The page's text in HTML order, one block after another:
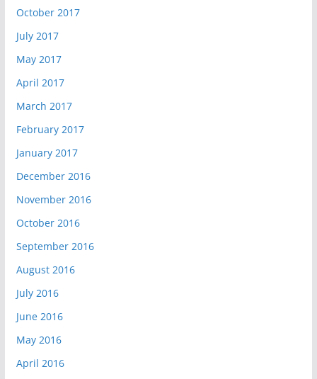
October 2017
July 2017
May 2017
April 2017
March 2017
February 2017
January 2017
December 2016
November 2016
October 2016
September 2016
August 2016
July 2016
June 2016
May 2016
April 2016